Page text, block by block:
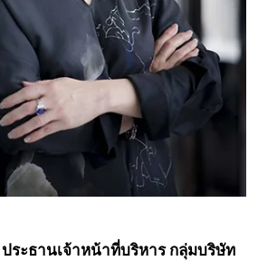
ประธานเจ้าหน้าที่บริหาร กลุ่มบริษัท